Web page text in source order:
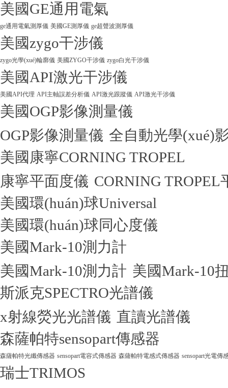
美國GE通用電氣
ge通用電氣測厚儀 美國GE測厚儀 ge超聲波測厚儀
美國zygo干涉儀
zygo光學(xué)輪廓儀 美國ZYGO干涉儀 zygo白光干涉儀
美國API激光干涉儀
美國API代理 API主軸誤差分析儀 API激光跟蹤儀 API激光干涉儀
美國OGP影像測量儀
OGP影像測量儀 全自動光學(xué)
美國康寧CORNING TROPEL
康寧平面度儀 CORNING TROPEL
美國環(huán)球Universal
美國環(huán)球同心度儀
美國Mark-10測力計
美國Mark-10測力計 美國Mark-10
斯派克SPECTRO光譜儀
x射線熒光光譜儀 直讀光譜儀
森薩帕特sensopart傳感器
森薩帕特光纖傳感器 sensopart電容式傳感器 森薩帕特電感式傳感器 sensopart光電傳
瑞士TRIMOS